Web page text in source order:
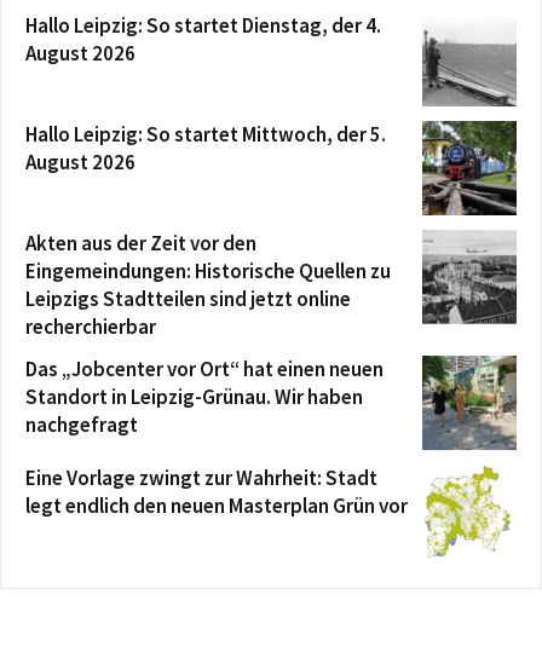
Hallo Leipzig: So startet Dienstag, der 4.
August 2026
Hallo Leipzig: So startet Mittwoch, der 5.
August 2026
Akten aus der Zeit vor den
Eingemeindungen: Historische Quellen zu
Leipzigs Stadtteilen sind jetzt online
recherchierbar
Das „Jobcenter vor Ort“ hat einen neuen
Standort in Leipzig-Grünau. Wir haben
nachgefragt
Eine Vorlage zwingt zur Wahrheit: Stadt
legt endlich den neuen Masterplan Grün vor